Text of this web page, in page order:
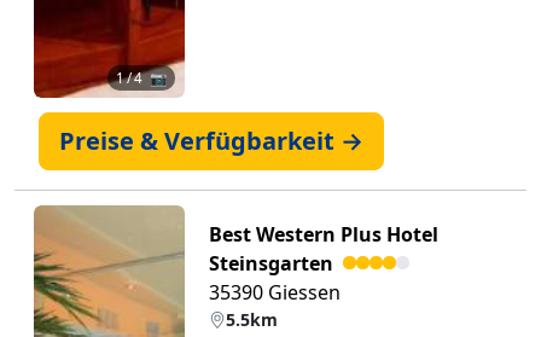
1/ 4 📷
Preise & Verfügbarkeit →
Best Western Plus Hotel
Steinsgarten
35390 Giessen
5.5km